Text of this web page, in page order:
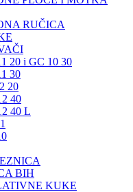
RUČICA
20 i GC 10 30
30
20
40
40 L
BIH
KUKE